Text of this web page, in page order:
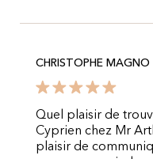
CHRISTOPHE MAGNO
Quel plaisir de
Cyprien chez Mr
plaisir de